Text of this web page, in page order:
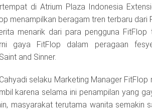
di Atrium Plaza Indonesia
menampilkan beragam tren terbaru dari
menarik dari para pengguna FitFlop
gaya FitFlop dalam peragaan
and Sinner.
selaku Marketing Manager FitFlop
karena selama ini penampilan yang
masyarakat terutama wanita semakin